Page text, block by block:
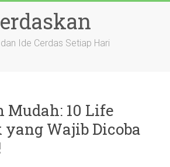
Ide Cerdas Setiap Hari
Mudah: 10 Life
Wajib Dicoba